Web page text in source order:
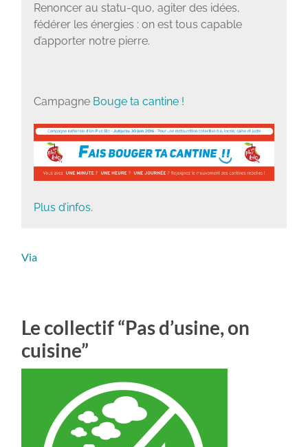
Renoncer au statu-quo, agiter des idées,
fédérer les énergies : on est tous capable
d’apporter notre pierre.
Campagne Bouge ta cantine !
Plus d’infos.
Via
Le collectif “Pas d’usine, on
cuisine”